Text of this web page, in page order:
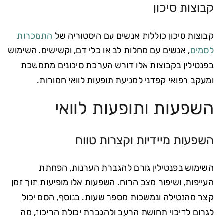
קבוצות סיכון
קבוצות סיכון כוללות אנשים עם היסטוריה של התמכרות
לסמים, אנשים עם מחלות לב או כלי דם, וקשישים. השימוש
בפנטילין בקבוצות אלו דורש הערכת סיכונים מתמשכת
ומעקב רפואי קפדני למניעת תופעות לוואי חמורות.
השפעות ותופעות לוואי
השפעות מיידיות וקצרות טווח
השימוש בפנטילין גורם להגברת הערנות, הפחתת
העייפות, ושיפור מצב הרוח. השפעות אלו מופיעות תוך זמן
קצר מהנטילה ונמשכות מספר שעות. בנוסף, הסם יכול
לגרום לדיכוי תחושת הרעב ולהגברת יכולת הריכוז, מה